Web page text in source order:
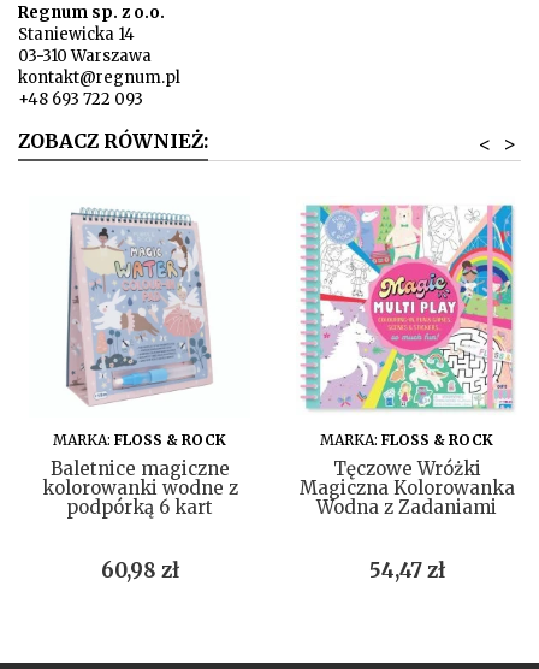
Regnum sp. z o.o.
Staniewicka 14
03-310 Warszawa
kontakt@regnum.pl
+48 693 722 093
ZOBACZ RÓWNIEŻ: >
<
DO KOSZYKA
MARKA: FLOSS & ROCK
Baletnice magiczne
kolorowanki wodne z
podpórką 6 kart
Cena
60,98 zł
DO KOSZYKA
MARKA: FLOSS & ROCK
Tęczowe Wróżki
Magiczna Kolorowanka
Wodna z Zadaniami
Cena
54,47 zł